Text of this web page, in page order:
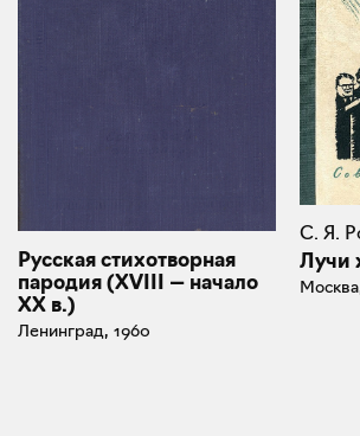
Русская стихотворная
пародия (XVIII — начало
XX в.)
Ленинград, 1960
С. Я.
Лучи